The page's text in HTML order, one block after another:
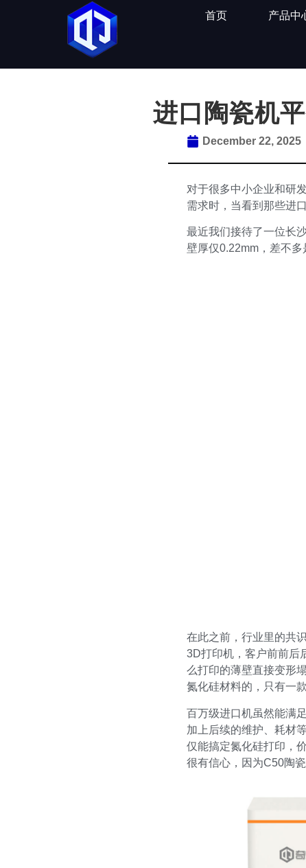
首页 产品中
进口陶瓷机
December 22, 2025
对于很多中小企业和研
需求时，当看到那些进
最近我们接待了一位长
壁厚仅0.22mm，差不
在此之前，行业里的共
3D打印机，客户前前后
么打印的薄壁直接变形
氮化硅材料的，只有一
百万级进口机虽然能满
加上后续的维护、耗材
仅能搞定氮化硅打印，
很有信心，因为C50陶